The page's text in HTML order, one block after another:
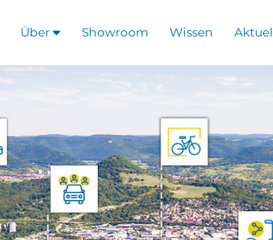
Über Showroom Wissen